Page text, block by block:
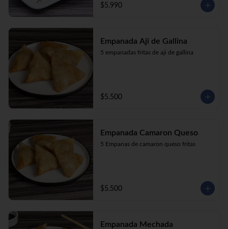
$5.990
Empanada Aji de Gallina
5 empanadas fritas de aji de gallina
$5.500
Empanada Camaron Queso
5 Empanas de camaron queso fritas
$5.500
Empanada Mechada